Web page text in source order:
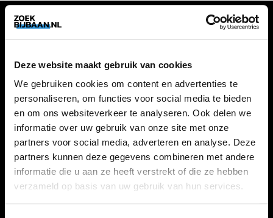
Deze website maakt gebruik van cookies
We gebruiken cookies om content en advertenties te
personaliseren, om functies voor social media te bieden
en om ons websiteverkeer te analyseren. Ook delen we
informatie over uw gebruik van onze site met onze
partners voor social media, adverteren en analyse. Deze
partners kunnen deze gegevens combineren met andere
informatie die u aan ze heeft verstrekt of die ze hebben
verzameld op basis van uw gebruik van hun services.
ZOEKBIJBAAN
FAQ
Kennis maken met MELON
VACATURES
Alle vacatures